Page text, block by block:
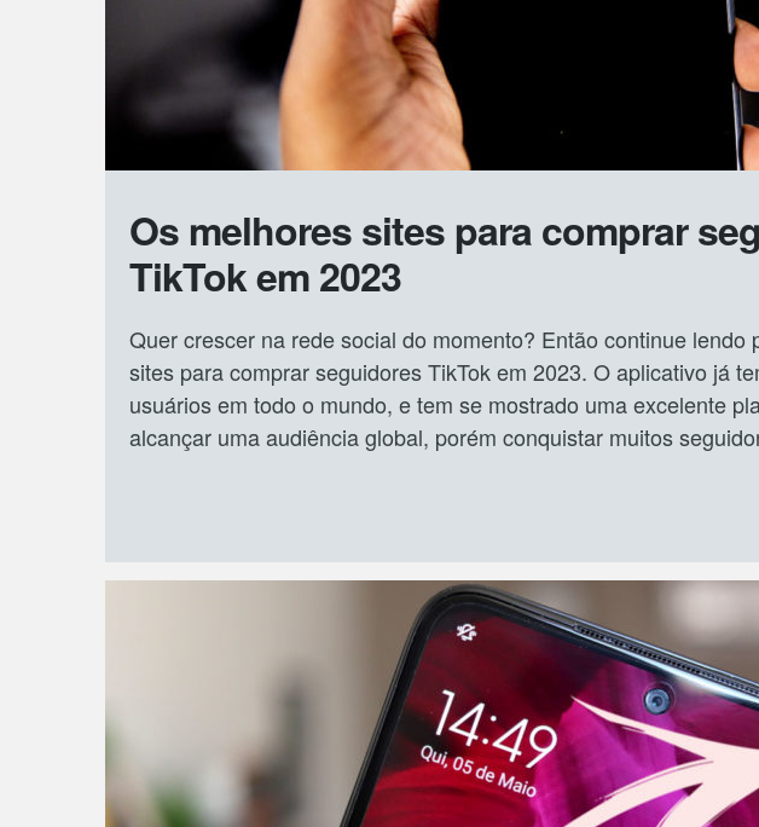
Os melhores sites para comprar
TikTok em 2023
Quer crescer na rede social do momento? Então continue lendo
sites para comprar seguidores TikTok em 2023. O aplicativo já
usuários em todo o mundo, e tem se mostrado uma excelente
alcançar uma audiência global, porém conquistar muitos